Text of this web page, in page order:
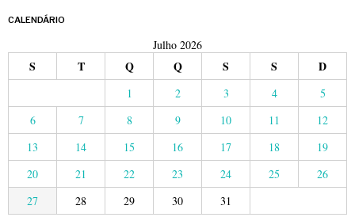
CALENDÁRIO
Julho 2026
S T Q Q S S D
1 2 3 4
5
6
7 8 9 10 11
12
13
14 15 16 17 18
19
20
21 22 23 24 25
26
27
28 29 30 31